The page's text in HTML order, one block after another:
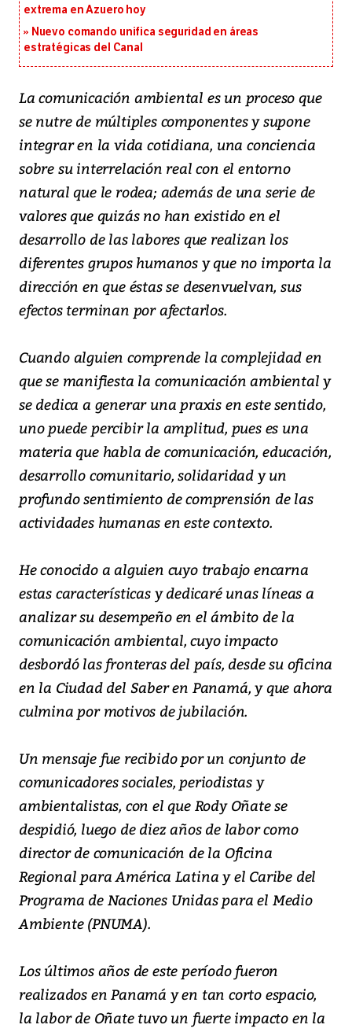
extrema en Azuero hoy
Nuevo comando unifica seguridad en áreas
estratégicas del Canal
La comunicación ambiental es un proceso que
se nutre de múltiples componentes y supone
integrar en la vida cotidiana, una conciencia
sobre su interrelación real con el entorno
natural que le rodea; además de una serie de
valores que quizás no han existido en el
desarrollo de las labores que realizan los
diferentes grupos humanos y que no importa la
dirección en que éstas se desenvuelvan, sus
efectos terminan por afectarlos.
Cuando alguien comprende la complejidad en
que se manifiesta la comunicación ambiental y
se dedica a generar una praxis en este sentido,
uno puede percibir la amplitud, pues es una
materia que habla de comunicación, educación,
desarrollo comunitario, solidaridad y un
profundo sentimiento de comprensión de las
actividades humanas en este contexto.
He conocido a alguien cuyo trabajo encarna
estas características y dedicaré unas líneas a
analizar su desempeño en el ámbito de la
comunicación ambiental, cuyo impacto
desbordó las fronteras del país, desde su oficina
en la Ciudad del Saber en Panamá, y que ahora
culmina por motivos de jubilación.
Un mensaje fue recibido por un conjunto de
comunicadores sociales, periodistas y
ambientalistas, con el que Rody Oñate se
despidió, luego de diez años de labor como
director de comunicación de la Oficina
Regional para América Latina y el Caribe del
Programa de Naciones Unidas para el Medio
Ambiente (PNUMA).
Los últimos años de este período fueron
realizados en Panamá y en tan corto espacio,
la labor de Oñate tuvo un fuerte impacto en la